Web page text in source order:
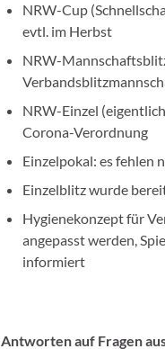
NRW-Cup
evtl. im Herbst
NRW-
NRW-Einzel
Corona-Verordnung
Einzelpokal: es fehlen
Einzelblitz wurde
Hygienekonzept für
angepasst werden,
informiert
Antworten auf Fragen